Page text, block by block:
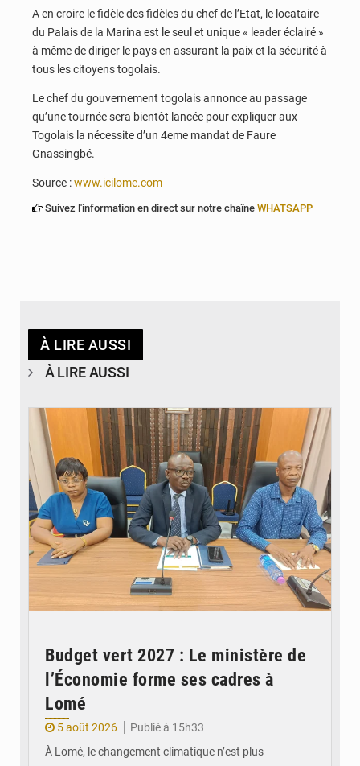
A en croire le fidèle des fidèles du chef de l’Etat, le locataire
du Palais de la Marina est le seul et unique « leader éclairé »
à même de diriger le pays en assurant la paix et la sécurité à
tous les citoyens togolais.
Le chef du gouvernement togolais annonce au passage
qu’une tournée sera bientôt lancée pour expliquer aux
Togolais la nécessite d’un 4eme mandat de Faure
Gnassingbé.
Source :www.icilome.com
Suivez l'information en direct sur notre chaîne WHATSAPP
À LIRE AUSSI
À LIRE AUSSI
Budget vert 2027 : Le ministère de
l’Économie forme ses cadres à
Lomé
5 août 2026
Publié à 15h33
À Lomé, le changement climatique n’est plus